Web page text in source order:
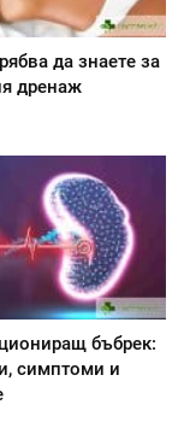
да знаете за
дренаж
бъбрек:
симптоми и